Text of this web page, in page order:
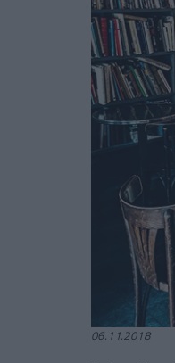
06.11.2018